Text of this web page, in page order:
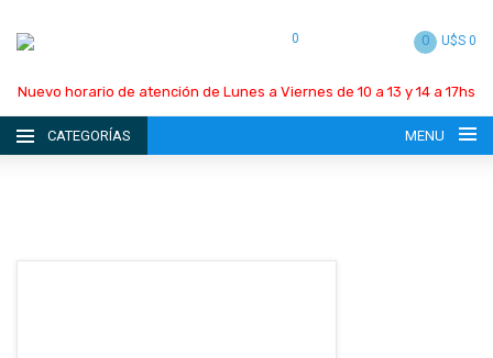
0 0 U$S 0
Nuevo horario de atención de Lunes a Viernes de 10 a 13 y 14 a 17hs
CATEGORÍAS MENU